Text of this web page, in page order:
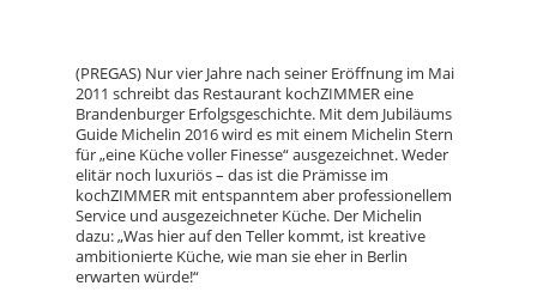
(PREGAS) Nur vier Jahre nach seiner Eröffnung im Mai
2011 schreibt das Restaurant kochZIMMER eine
Brandenburger Erfolgsgeschichte. Mit dem Jubiläums
Guide Michelin 2016 wird es mit einem Michelin Stern
für „eine Küche voller Finesse“ ausgezeichnet. Weder
elitär noch luxuriös – das ist die Prämisse im
kochZIMMER mit entspanntem aber professionellem
Service und ausgezeichneter Küche. Der Michelin
dazu: „Was hier auf den Teller kommt, ist kreative
ambitionierte Küche, wie man sie eher in Berlin
erwarten würde!“